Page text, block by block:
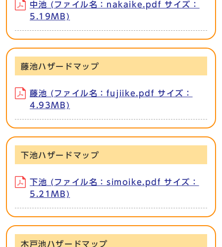
中池 (ファイル名：nakaike.pdf サイズ：
5.19MB)
藤池ハザードマップ
藤池 (ファイル名：fujiike.pdf サイズ：
4.93MB)
下池ハザードマップ
下池 (ファイル名：simoike.pdf サイズ：
5.21MB)
木戸池ハザードマップ